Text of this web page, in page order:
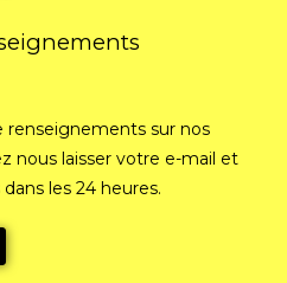
sur nos
nous laisser votre e-mail et
les 24 heures.